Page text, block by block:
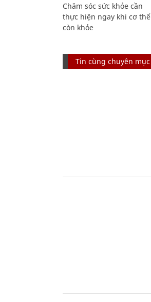
Chăm sóc sức khỏe cần
thực hiện ngay khi cơ thể
còn khỏe
Tin cùng chuyên mục